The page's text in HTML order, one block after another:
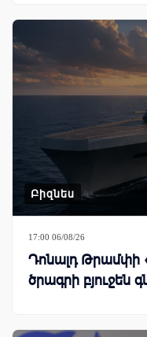
Բիզնես
17:00 06/08/26
Դոնալդ Թրամփի
ծրագրի բյուջեն